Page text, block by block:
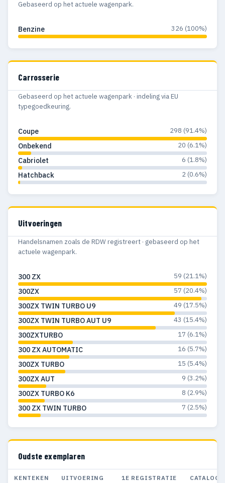
Gebaseerd op het actuele wagenpark.
Benzine 326 (100%)
Carrosserie
Gebaseerd op het actuele wagenpark · indeling via EU
typegoedkeuring.
Coupe 298 (91.4%)
Onbekend 20 (6.1%)
Cabriolet 6 (1.8%)
Hatchback 2 (0.6%)
Uitvoeringen
Handelsnamen zoals de RDW registreert · gebaseerd op het
actuele wagenpark.
300 ZX 59 (21.1%)
300ZX 57 (20.4%)
300ZX TWIN TURBO U9 49 (17.5%)
300ZX TWIN TURBO AUT U9 43 (15.4%)
300ZXTURBO 17 (6.1%)
300 ZX AUTOMATIC 16 (5.7%)
300ZX TURBO 15 (5.4%)
300ZX AUT 9 (3.2%)
300ZX TURBO K6 8 (2.9%)
300 ZX TWIN TURBO 7 (2.5%)
Oudste exemplaren
KENTEKEN UITVOERING 1E REGISTRATIE